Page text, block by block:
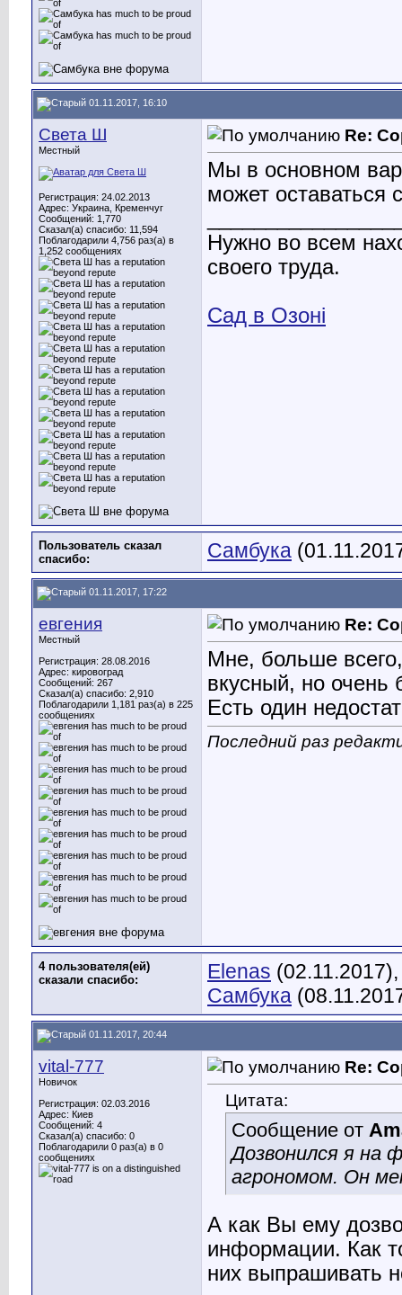
01.11.2017, 16:10
Света Ш
Местный
Регистрация: 24.02.2013
Адрес: Украина, Кременчуг
Сообщений: 1,770
Сказал(а) спасибо: 11,594
Поблагодарили 4,756 раз(а) в
1,252 сообщениях
Re:
Мы в основном
может оставаться
Нужно во всем
своего труда.
Сад в Озоні
Пользователь сказал
cпасибо:
Самбука
01.11.2017, 17:22
евгения
Местный
Регистрация: 28.08.2016
Адрес: кировоград
Сообщений: 267
Сказал(а) спасибо: 2,910
Поблагодарили 1,181 раз(а) в 225
сообщениях
Re:
Мне, больше
вкусный, но очень
Есть один
Последний раз
4 пользователя(ей)
сказали cпасибо:
Elenas
Самбука
01.11.2017, 20:44
vital-777
Новичок
Регистрация: 02.03.2016
Адрес: Киев
Сообщений: 4
Сказал(а) спасибо: 0
Поблагодарили 0 раз(а) в 0
сообщениях
Re:
Цитата:
Сообщение от
Дозвонился я на
агрономом. Он
А как Вы ему
информации. Как
них выпрашивать